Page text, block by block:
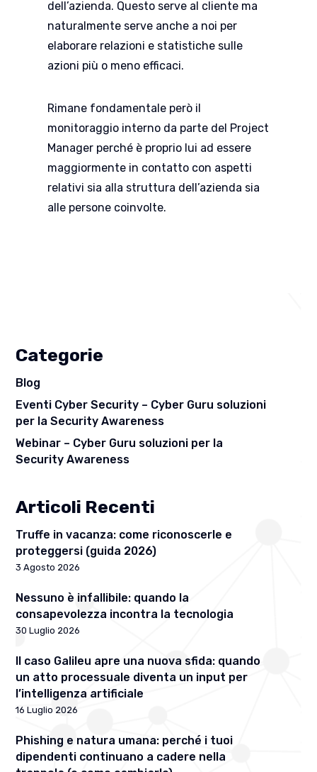
Categorie
Blog
Eventi Cyber Security – Cyber Guru soluzioni
per la Security Awareness
Webinar – Cyber Guru soluzioni per la
Security Awareness
Articoli Recenti
Truffe in vacanza: come riconoscerle e
proteggersi (guida 2026)
3 Agosto 2026
Nessuno è infallibile: quando la
consapevolezza incontra la tecnologia
30 Luglio 2026
Il caso Galileu apre una nuova sfida: quando
un atto processuale diventa un input per
l’intelligenza artificiale
16 Luglio 2026
Phishing e natura umana: perché i tuoi
dipendenti continuano a cadere nella
dell’azienda. Questo serve al cliente ma
naturalmente serve anche a noi per
elaborare relazioni e statistiche sulle
azioni più o meno efficaci.
Rimane fondamentale però il
monitoraggio interno da parte del Project
Manager perché è proprio lui ad essere
maggiormente in contatto con aspetti
relativi sia alla struttura dell’azienda sia
alle persone coinvolte.